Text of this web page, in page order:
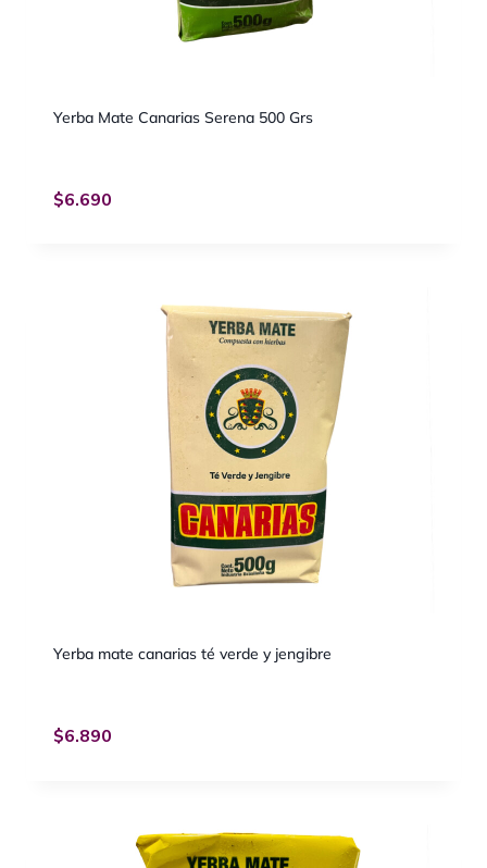
Yerba Mate Canarias Serena 500 Grs
$6.690
Yerba mate canarias té verde y jengibre
$6.890